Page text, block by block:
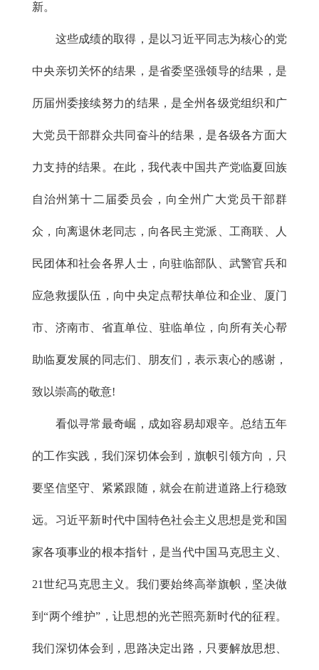
新。
这些成绩的取得，是以习近平同志为核心的党
中央亲切关怀的结果，是省委坚强领导的结果，是
历届州委接续努力的结果，是全州各级党组织和广
大党员干部群众共同奋斗的结果，是各级各方面大
力支持的结果。在此，我代表中国共产党临夏回族
自治州第十二届委员会，向全州广大党员干部群
众，向离退休老同志，向各民主党派、工商联、人
民团体和社会各界人士，向驻临部队、武警官兵和
应急救援队伍，向中央定点帮扶单位和企业、厦门
市、济南市、省直单位、驻临单位，向所有关心帮
助临夏发展的同志们、朋友们，表示衷心的感谢，
致以崇高的敬意!
看似寻常最奇崛，成如容易却艰辛。总结五年
的工作实践，我们深切体会到，旗帜引领方向，只
要坚信坚守、紧紧跟随，就会在前进道路上行稳致
远。习近平新时代中国特色社会主义思想是党和国
家各项事业的根本指针，是当代中国马克思主义、
21世纪马克思主义。我们要始终高举旗帜，坚决做
到“两个维护”，让思想的光芒照亮新时代的征程。
我们深切体会到，思路决定出路，只要解放思想、